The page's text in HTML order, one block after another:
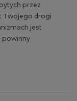
przez
Twojego drogi
jest
powinny